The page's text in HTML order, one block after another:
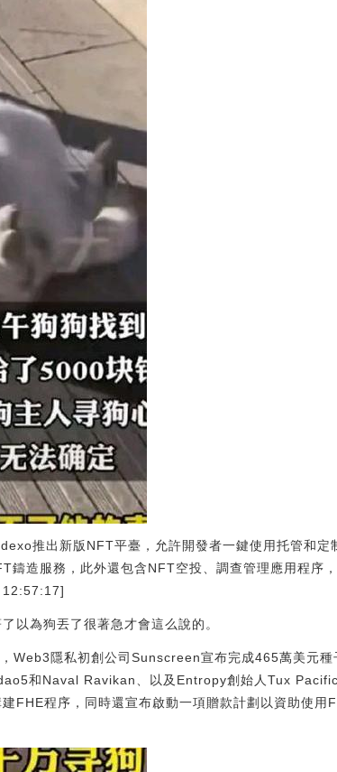
推出新版NFT平臺，允許開發者一鍵使用托管和定
鑄造服務，此外還包含NFT空投、調查管理應用程序
12:57:17]
以為狗丟了很著急才會這么說的。
Web3隱私初創公司Sunscreen宣布完成465萬美元種
和Naval Ravikan、以及Entropy創始人Tux
FHE程序，同時還宣布啟動一項贈款計劃以資助使用